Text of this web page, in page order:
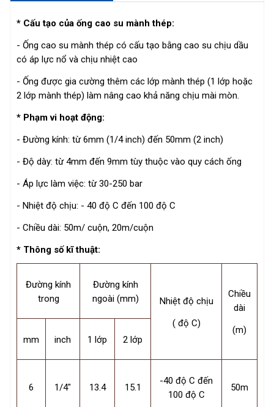
* Cấu tạo của ống cao su mành thép:
- Ống cao su mành thép có cấu tạo bằng cao su chịu dầu
có áp lực nổ và chịu nhiệt cao
- Ống được gia cường thêm các lớp mành thép (1 lớp hoặc
2 lớp mành thép) làm nâng cao khả năng chịu mài mòn.
* Phạm vi hoạt động:
- Đường kính: từ 6mm (1/4 inch) đến 50mm (2 inch)
- Độ dày: từ 4mm đến 9mm tùy thuộc vào quy cách ống
- Áp lực làm việc: từ 30-250 bar
- Nhiệt độ chịu: - 40 độ C đến 100 độ C
- Chiều dài: 50m/ cuộn, 20m/cuộn
* Thông số kĩ thuật:
Đường kính
trong
Đường kính
ngoài (mm)
Nhiệt độ chịu
( độ C)
Chiều
dài
(m)
mm
inch 1 lớp 2 lớp
6 1/4" 13.4 15.1
-40 độ C đến
100 độ C
50m